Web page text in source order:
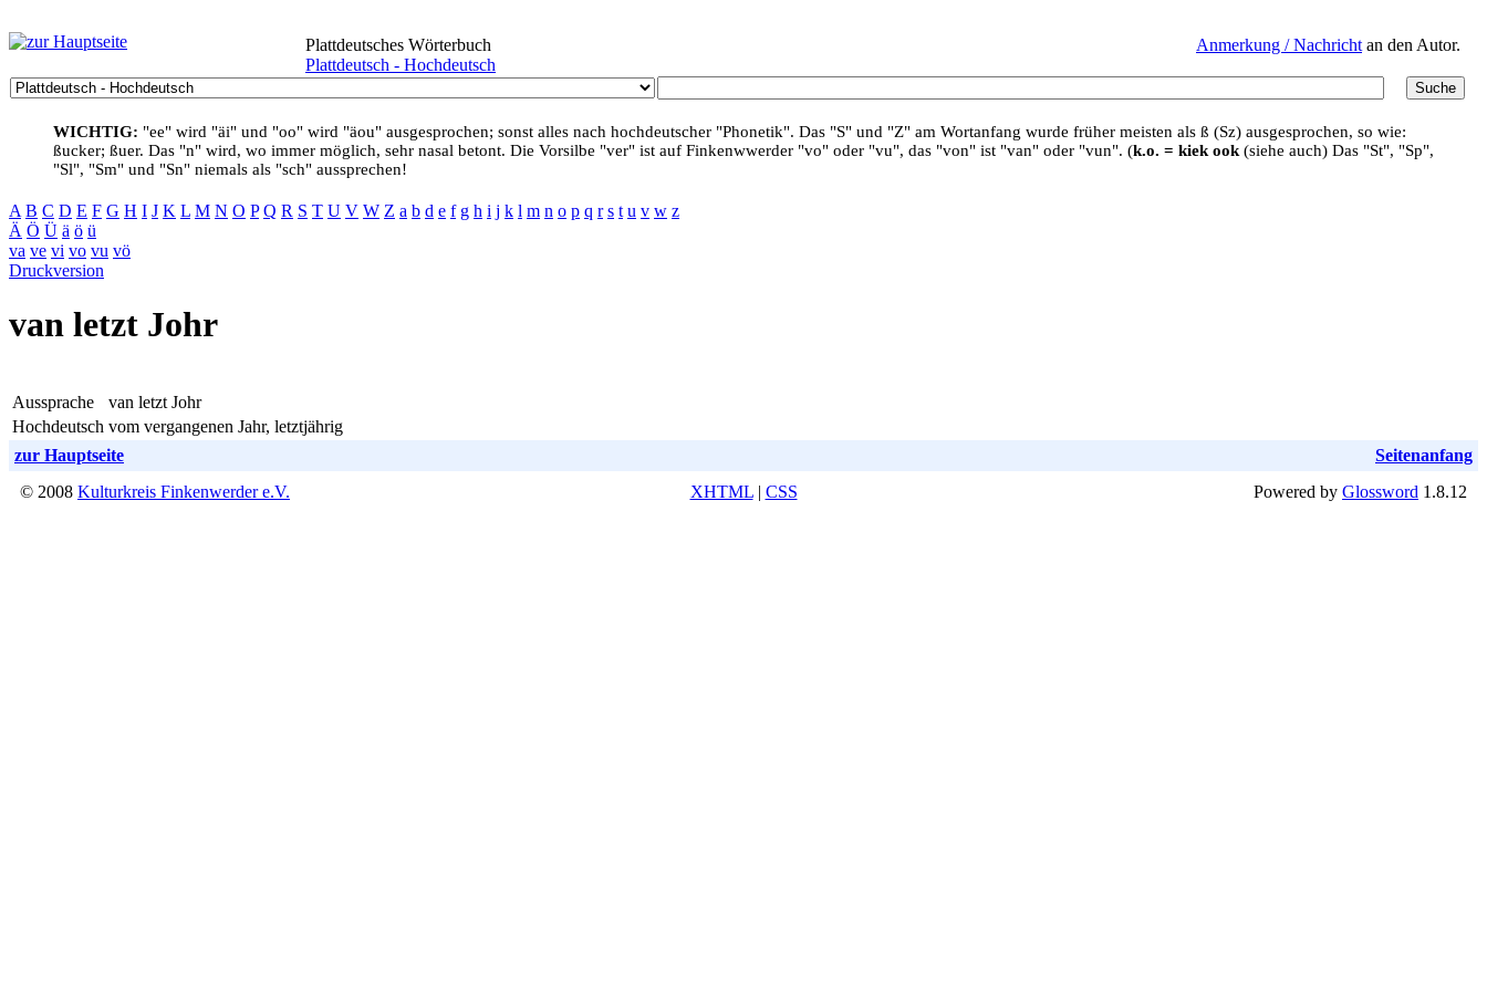
Anmerkung / Nachricht an den Autor.
Plattdeutsches Wörterbuch
Plattdeutsch - Hochdeutsch
WICHTIG: "ee" wird "äi" und "oo" wird "äou" ausgesprochen; sonst alles nach hochdeutscher "Phonetik". Das "S" und "Z" am Wortanfang wurde früher meisten als ß (Sz) ausgesprochen, so wie:
ßucker; ßuer. Das "n" wird, wo immer möglich, sehr nasal betont. Die Vorsilbe "ver" ist auf Finkenwwerder "vo" oder "vu", das "von" ist "van" oder "vun". (k.o. = kiek ook (siehe auch) Das "St", "Sp",
"Sl", "Sm" und "Sn" niemals als "sch" aussprechen!
A B C D E F G H I J K L M N O P Q R S T U V W Z a b d e f g h i j k l m n o p q r s t u v w z
Ä Ö Ü ä ö ü
va ve vi vo vu vö
Druckversion
van letzt Johr
Aussprache
van letzt Johr
Hochdeutsch vom vergangenen Jahr, letztjährig
zur Hauptseite
Seitenanfang
© 2008 Kulturkreis Finkenwerder e.V. XHTML| CSS Powered by Glossword 1.8.12